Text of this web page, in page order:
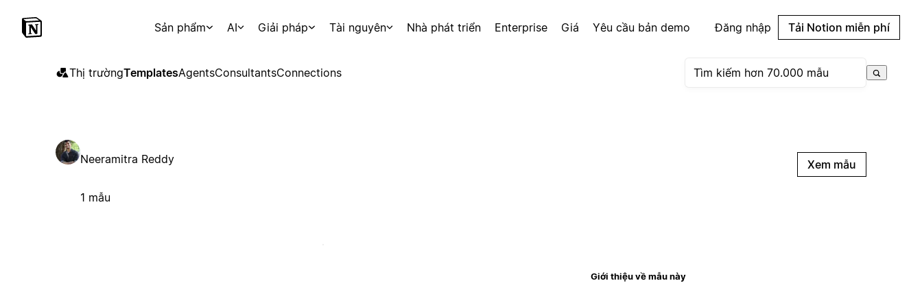
Sản phẩm AI Giải pháp Tài nguyên Nhà phát triển Enterprise Giá Yêu cầu bản demo Đăng nhập Tải Notion miễn phí
Thị trườngTemplatesAgentsConsultantsConnections
Neeramitra Reddy
1 mẫu
Xem mẫu
Giới thiệu về mẫu này